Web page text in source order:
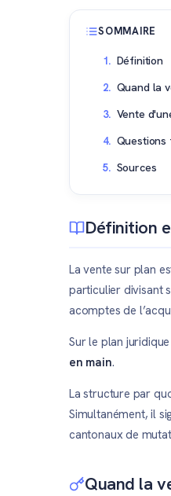
SOMMAIRE
Définition
Quand la
Vente
Questions
Sources
Définition
La vente sur plan
particulier divisant
acomptes de
Sur le plan
en main.
La structure par
Simultanément, il
cantonaux de
Quand la